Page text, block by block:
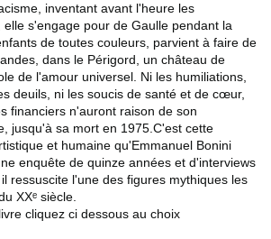
inventant avant l'heure les
s'engage pour de Gaulle pendant la
de toutes couleurs, parvient à faire de
dans le Périgord, un château de
de l'amour universel. Ni les humiliations,
deuils, ni les soucis de santé et de cœur,
financiers n'auront raison de son
jusqu'à sa mort en 1975.C'est cette
et humaine qu'Emmanuel Bonini
enquête de quinze années et d'interviews
ressuscite l'une des figures mythiques les
XXᵉ siècle.
cliquez ci dessous au choix